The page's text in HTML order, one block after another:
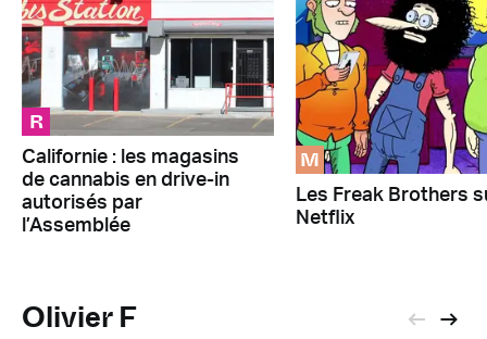
R
Californie : les magasins
de cannabis en drive-in
autorisés par
l’Assemblée
M
Les Freak Brothers
Netflix
Olivier F